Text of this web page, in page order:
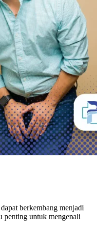
berkembang menjadi
penting untuk mengenali